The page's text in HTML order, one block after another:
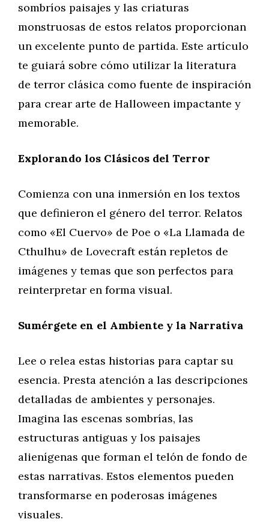
sombríos paisajes y las criaturas
monstruosas de estos relatos proporcionan
un excelente punto de partida. Este artículo
te guiará sobre cómo utilizar la literatura
de terror clásica como fuente de inspiración
para crear arte de Halloween impactante y
memorable.
Explorando los Clásicos del Terror
Comienza con una inmersión en los textos
que definieron el género del terror. Relatos
como «El Cuervo» de Poe o «La Llamada de
Cthulhu» de Lovecraft están repletos de
imágenes y temas que son perfectos para
reinterpretar en forma visual.
Sumérgete en el Ambiente y la Narrativa
Lee o relea estas historias para captar su
esencia. Presta atención a las descripciones
detalladas de ambientes y personajes.
Imagina las escenas sombrías, las
estructuras antiguas y los paisajes
alienígenas que forman el telón de fondo de
estas narrativas. Estos elementos pueden
transformarse en poderosas imágenes
visuales.